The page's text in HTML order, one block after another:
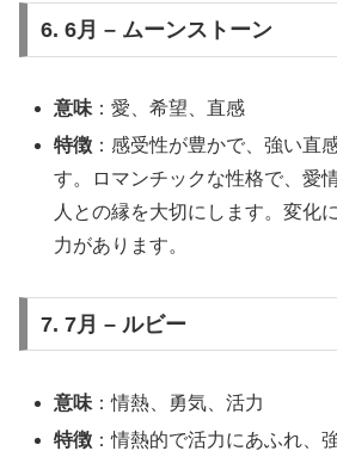
6. 6月 – ムーンストーン
意味 ：愛、希望、直感
特徴 ：感受性が豊かで、強い直
す。ロマンチックな性格で、愛
人との縁を大切にします。変化
力があります。
7. 7月 – ルビー
意味 ：情熱、勇気、活力
特徴 ：情熱的で活力にあふれ、